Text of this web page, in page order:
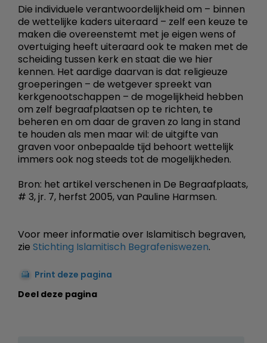
Die individuele verantwoordelijkheid om – binnen
de wettelijke kaders uiteraard – zelf een keuze te
maken die overeenstemt met je eigen wens of
overtuiging heeft uiteraard ook te maken met de
scheiding tussen kerk en staat die we hier
kennen. Het aardige daarvan is dat religieuze
groeperingen – de wetgever spreekt van
kerkgenootschappen – de mogelijkheid hebben
om zelf begraafplaatsen op te richten, te
beheren en om daar de graven zo lang in stand
te houden als men maar wil: de uitgifte van
graven voor onbepaalde tijd behoort wettelijk
immers ook nog steeds tot de mogelijkheden.
Bron: het artikel verschenen in De Begraafplaats,
# 3, jr. 7, herfst 2005, van Pauline Harmsen.
Voor meer informatie over Islamitisch begraven,
zie Stichting Islamitisch Begrafeniswezen.
Print deze pagina
Deel deze pagina